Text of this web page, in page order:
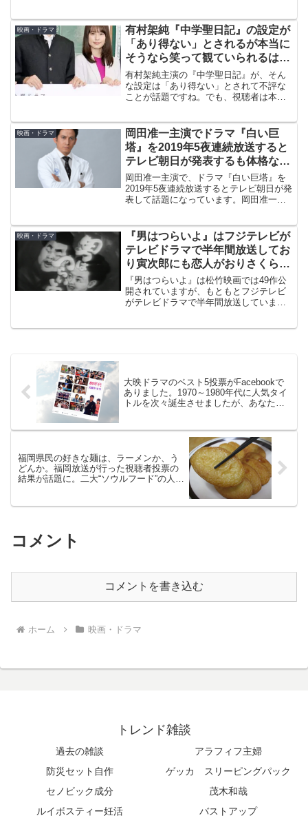
演じるスミちゃん、後半が酒井和歌子演
じるせっちゃんでした。
映画・ドラマ
有村架純『中学聖日記』の設定が
「あり得ない」とされるが本当に
そうなら笑って観ていられるはず
で本音は別だという声
有村架純主演の『中学聖日記』が、そん
な設定は「あり得ない」とされて不評な
ことが話題ですね。でも、視聴者は本当
思えるはず。ムキになるのは逆の本音が
あるからでしょう。
映画・ドラマ
岡田准一主演でドラマ『白い巨
塔』を2019年5夜連続放送すると
テレビ朝日が発表するも体格など
イメージの違いが話題に
岡田准一主演で、ドラマ『白い巨塔』を
2019年5夜連続放送するとテレビ朝日が発
表して話題になっています。岡田准一
点もいくつかありネットでは喧々諤々で
す。
映画・ドラマ
『男はつらいよ』はフジテレビが
テレビドラマで半年間放送してお
り寅次郎にも恋人がおりさくらに
も結婚前に別の恋人が
『男はつらいよ』は松竹映画では49作公
開されていますが、もともとフジテレビ
がテレビドラマで半年間放送していまし
大映ドラマのベスト5投票がFacebookで
ありました。1970～1980年代に人気タイ
トルを次々誕生させましたが、あなたの
福岡県民の好きな麺は、ラーメンか、う
どんか。福岡放送が行った視聴者投票の
結果が話題に。二大“ソウルフード”の人気
コメント
コメントを書き込む
ホーム 映画・ドラマ
トレンド雑談
過去の雑談
アラフィフ主婦
防災セット自作
ゲッカ スリーピングパック
セノビック成分
茂木和哉
ルイボスティー妊活
バストアップ